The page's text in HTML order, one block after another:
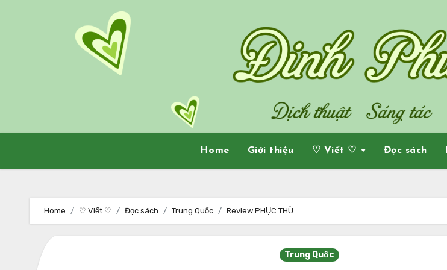
Home Giới thiệu ♡ Viết ♡ Đọc sách
Home ♡ Viết ♡ Đọc sách Trung Quốc Review PHỤC THÙ
Trung Quốc